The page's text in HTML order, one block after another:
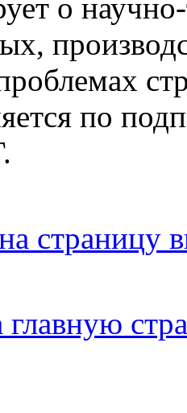
о
по
страницу
главную